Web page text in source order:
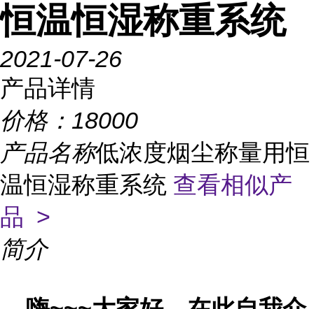
恒温恒湿称重系统
2021-07-26
产品详情
价格： 18000
产品名称低浓度烟尘称量用恒
温恒湿称重系统 查看相似产
品 >
简介